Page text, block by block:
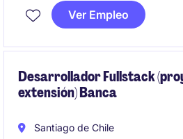
liderar un proyecto estratégico
de Salesforce CRM.
implementación de Salesforce,
cumplimiento de alcance,
proveedores tecnológicos.
Ver Empleo
Desarrollador Fullstack
extensión) Banca
Santiago de Chile